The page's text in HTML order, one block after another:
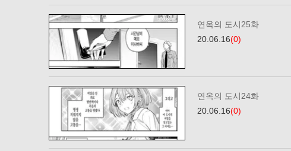
연옥의 도시25화
20.06.16(0)
연옥의 도시24화
20.06.16(0)